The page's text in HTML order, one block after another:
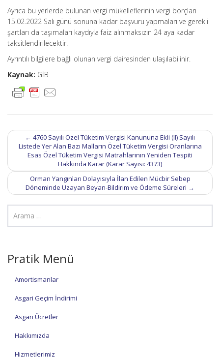
Ayrıca bu yerlerde bulunan vergi mükelleflerinin vergi borçları
15.02.2022 Salı günü sonuna kadar başvuru yapmaları ve gerekli
şartları da taşımaları kaydıyla faiz alınmaksızın 24 aya kadar
taksitlendirilecektir.
Ayrıntılı bilgilere bağlı olunan vergi dairesinden ulaşılabilinir.
Kaynak: GİB
Post
navigation
← 4760 Sayılı Özel Tüketim Vergisi Kanununa Ekli (II) Sayılı
Listede Yer Alan Bazı Malların Özel Tüketim Vergisi Oranlarına
Esas Özel Tüketim Vergisi Matrahlarının Yeniden Tespiti
Hakkında Karar (Karar Sayısı: 4373)
Orman Yangınları Dolayısıyla İlan Edilen Mücbir Sebep
Döneminde Uzayan Beyan-Bildirim ve Ödeme Süreleri →
Pratik Menü
Amortismanlar
Asgari Geçim İndirimi
Asgari Ücretler
Hakkımızda
Hizmetlerimiz